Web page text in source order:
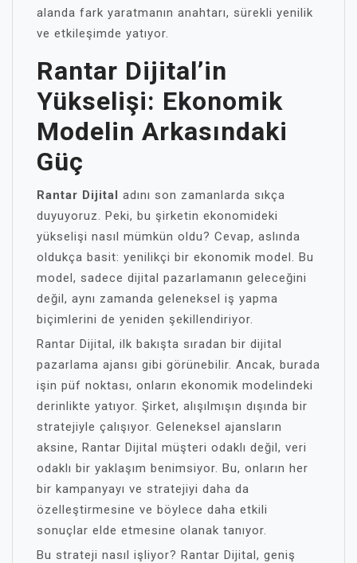
alanda fark yaratmanın anahtarı, sürekli yenilik
ve etkileşimde yatıyor.
Rantar Dijital’in
Yükselişi: Ekonomik
Modelin Arkasındaki
Güç
Rantar Dijital adını son zamanlarda sıkça
duyuyoruz. Peki, bu şirketin ekonomideki
yükselişi nasıl mümkün oldu? Cevap, aslında
oldukça basit: yenilikçi bir ekonomik model. Bu
model, sadece dijital pazarlamanın geleceğini
değil, aynı zamanda geleneksel iş yapma
biçimlerini de yeniden şekillendiriyor.
Rantar Dijital, ilk bakışta sıradan bir dijital
pazarlama ajansı gibi görünebilir. Ancak, burada
işin püf noktası, onların ekonomik modelindeki
derinlikte yatıyor. Şirket, alışılmışın dışında bir
stratejiyle çalışıyor. Geleneksel ajansların
aksine, Rantar Dijital müşteri odaklı değil, veri
odaklı bir yaklaşım benimsiyor. Bu, onların her
bir kampanyayı ve stratejiyi daha da
özelleştirmesine ve böylece daha etkili
sonuçlar elde etmesine olanak tanıyor.
Bu strateji nasıl işliyor? Rantar Dijital, geniş